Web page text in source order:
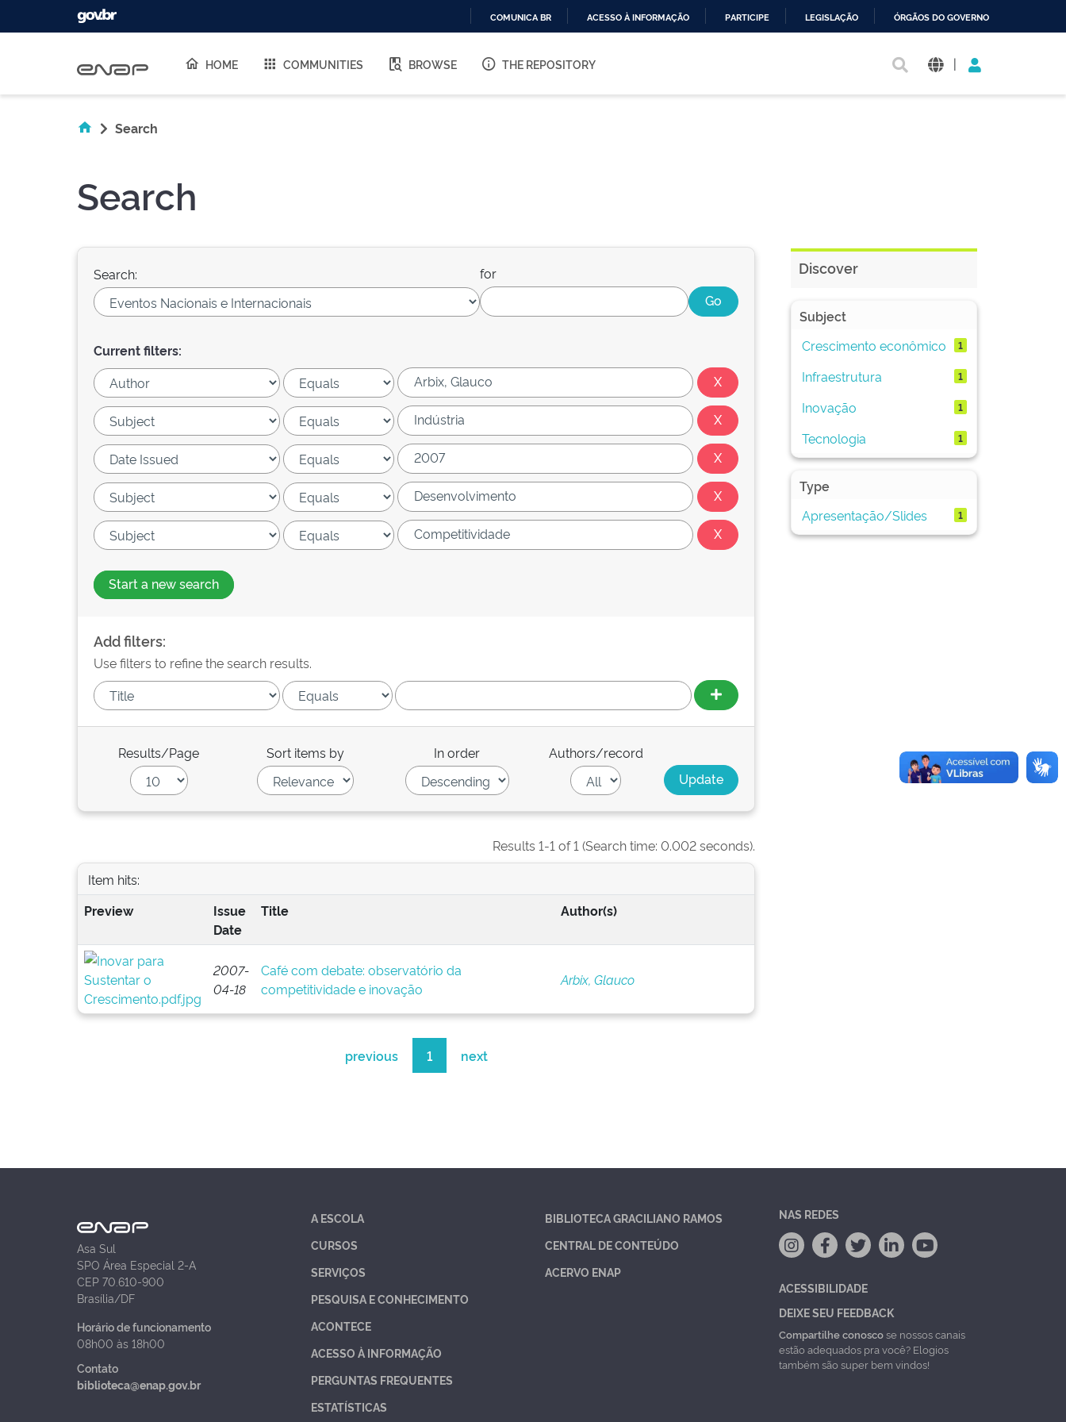
O
COMUNICA BR ACESSO À INFORMAÇÃO PARTICIPE LEGISLAÇÃO ÓRGÃOS DO GOVERNO
HOME COMMUNITIES BROWSE THE REPOSITORY |
Search
Search
Search: for
Current filters:
Start a new search
Add filters:
Use filters to refine the search results.
Results/Page Sort items by In order Authors/record
Results 1-1 of 1 (Search time: 0.002 seconds).
Item hits:
Preview
Issue
Date
Title Author(s)
2007-
04-18
Café com debate: observatório da
competitividade e inovação
Arbix, Glauco
previous 1 next
Discover
Subject
Crescimento econômico
1
Infraestrutura 1
Inovação 1
Tecnologia 1
Type
Apresentação/Slides
1
Asa Sul
SPO Área Especial 2-A
CEP 70.610-900
Brasília/DF
Horário de funcionamento
08h00 às 18h00
Contato
biblioteca@enap.gov.br
A ESCOLA
CURSOS
SERVIÇOS
PESQUISA E CONHECIMENTO
ACONTECE
ACESSO À INFORMAÇÃO
PERGUNTAS FREQUENTES
ESTATÍSTICAS
BIBLIOTECA GRACILIANO RAMOS
CENTRAL DE CONTEÚDO
ACERVO ENAP
NAS REDES
ACESSIBILIDADE
DEIXE SEU FEEDBACK
Compartilhe conoscose nossos canais
estão adequados pra você? Elogios
também são super bem vindos!